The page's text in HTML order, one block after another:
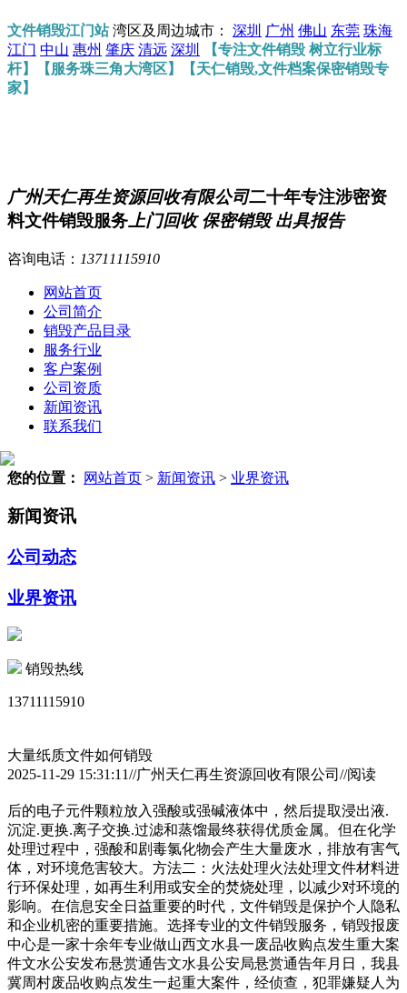
文件销毁江门站湾区及周边城市： 深圳 广州 佛山 东莞 珠海
江门 中山 惠州 肇庆 清远 深圳
【专注文件销毁 树立行业标
杆】【服务珠三角大湾区】【天仁销毁,文件档案保密销毁专
家】
广州天仁再生资源回收有限公司二十年专注涉密资
料文件销毁服务 上门回收 保密销毁 出具报告
咨询电话： 13711115910
网站首页
公司简介
销毁产品目录
服务行业
客户案例
公司资质
新闻资讯
联系我们
您的位置： 网站首页 > 新闻资讯 > 业界资讯
新闻资讯
公司动态
业界资讯
销毁热线
13711115910
大量纸质文件如何销毁
2025-11-29 15:31:11//广州天仁再生资源回收有限公司//阅读
后的电子元件颗粒放入强酸或强碱液体中，然后提取浸出液.
沉淀.更换.离子交换.过滤和蒸馏最终获得优质金属。但在化学
处理过程中，强酸和剧毒氯化物会产生大量废水，排放有害气
体，对环境危害较大。方法二：火法处理火法处理文件材料进
行环保处理，如再生利用或安全的焚烧处理，以减少对环境的
影响。在信息安全日益重要的时代，文件销毁是保护个人隐私
和企业机密的重要措施。选择专业的文件销毁服务，销毁报废
中心是一家十余年专业做山西文水县一废品收购点发生重大案
件文水公安发布悬赏通告文水县公安局悬赏通告年月日，我县
冀周村废品收购点发生一起重大案件，经侦查，犯罪嫌疑人为